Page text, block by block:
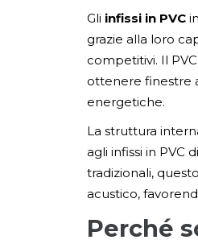
Gli infissi in PVC
grazie alla loro
competitivi. Il
ottenere finestre
energetiche.
La struttura
agli infissi in PVC
tradizionali,
acustico,
Perché